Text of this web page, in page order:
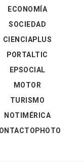
ECONOMÍA
SOCIEDAD
CIENCIAPLUS
PORTALTIC
EPSOCIAL
MOTOR
TURISMO
NOTIMÉRICA